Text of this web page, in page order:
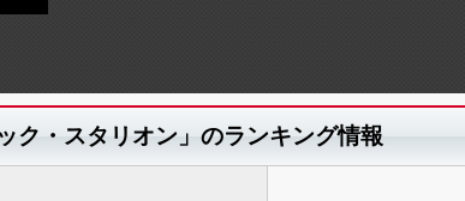
ク・スタリオン」のランキング情報